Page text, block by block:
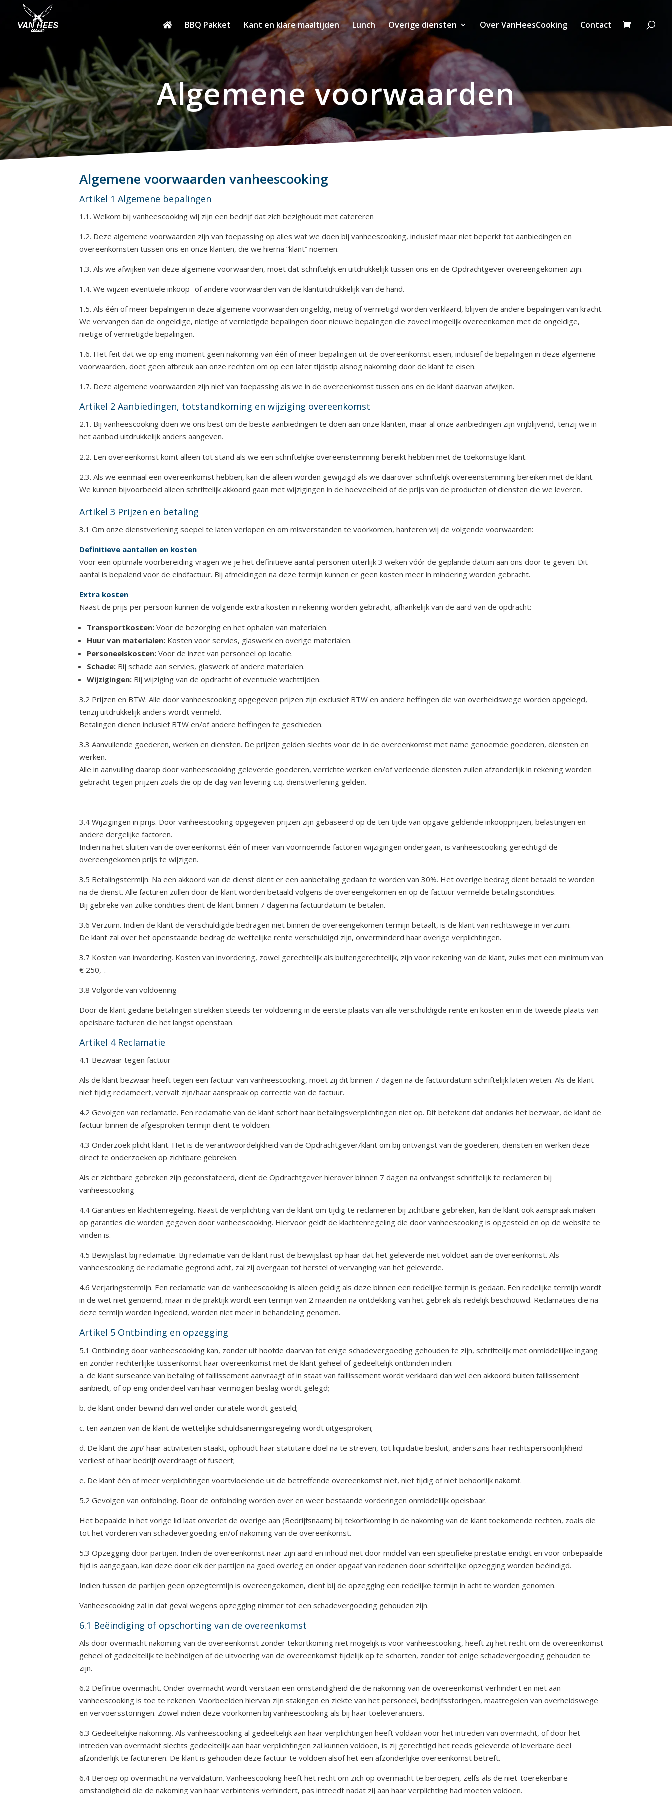
BBQ Pakket Kant en klare maaltijden Lunch Overige diensten Over VanHeesCooking Contact
Algemene voorwaarden
Algemene voorwaarden vanheescooking
Artikel 1 Algemene bepalingen
1.1. Welkom bij vanheescooking wij zijn een bedrijf dat zich bezighoudt met catereren
1.2. Deze algemene voorwaarden zijn van toepassing op alles wat we doen bij vanheescooking, inclusief maar niet beperkt tot aanbiedingen en
overeenkomsten tussen ons en onze klanten, die we hierna “klant” noemen.
1.3. Als we afwijken van deze algemene voorwaarden, moet dat schriftelijk en uitdrukkelijk tussen ons en de Opdrachtgever overeengekomen zijn.
1.4. We wijzen eventuele inkoop- of andere voorwaarden van de klantuitdrukkelijk van de hand.
1.5. Als één of meer bepalingen in deze algemene voorwaarden ongeldig, nietig of vernietigd worden verklaard, blijven de andere bepalingen van kracht.
We vervangen dan de ongeldige, nietige of vernietigde bepalingen door nieuwe bepalingen die zoveel mogelijk overeenkomen met de ongeldige,
nietige of vernietigde bepalingen.
1.6. Het feit dat we op enig moment geen nakoming van één of meer bepalingen uit de overeenkomst eisen, inclusief de bepalingen in deze algemene
voorwaarden, doet geen afbreuk aan onze rechten om op een later tijdstip alsnog nakoming door de klant te eisen.
1.7. Deze algemene voorwaarden zijn niet van toepassing als we in de overeenkomst tussen ons en de klant daarvan afwijken.
Artikel 2 Aanbiedingen, totstandkoming en wijziging overeenkomst
2.1. Bij vanheescooking doen we ons best om de beste aanbiedingen te doen aan onze klanten, maar al onze aanbiedingen zijn vrijblijvend, tenzij we in
het aanbod uitdrukkelijk anders aangeven.
2.2. Een overeenkomst komt alleen tot stand als we een schriftelijke overeenstemming bereikt hebben met de toekomstige klant.
2.3. Als we eenmaal een overeenkomst hebben, kan die alleen worden gewijzigd als we daarover schriftelijk overeenstemming bereiken met de klant.
We kunnen bijvoorbeeld alleen schriftelijk akkoord gaan met wijzigingen in de hoeveelheid of de prijs van de producten of diensten die we leveren.
Artikel 3 Prijzen en betaling
3.1 Om onze dienstverlening soepel te laten verlopen en om misverstanden te voorkomen, hanteren wij de volgende voorwaarden:
Definitieve aantallen en kosten
Voor een optimale voorbereiding vragen we je het definitieve aantal personen uiterlijk 3 weken vóór de geplande datum aan ons door te geven. Dit
aantal is bepalend voor de eindfactuur. Bij afmeldingen na deze termijn kunnen er geen kosten meer in mindering worden gebracht.
Extra kosten
Naast de prijs per persoon kunnen de volgende extra kosten in rekening worden gebracht, afhankelijk van de aard van de opdracht:
Transportkosten: Voor de bezorging en het ophalen van materialen.
Huur van materialen: Kosten voor servies, glaswerk en overige materialen.
Personeelskosten: Voor de inzet van personeel op locatie.
Schade: Bij schade aan servies, glaswerk of andere materialen.
Wijzigingen: Bij wijziging van de opdracht of eventuele wachttijden.
3.2 Prijzen en BTW. Alle door vanheescooking opgegeven prijzen zijn exclusief BTW en andere heffingen die van overheidswege worden opgelegd,
tenzij uitdrukkelijk anders wordt vermeld.
Betalingen dienen inclusief BTW en/of andere heffingen te geschieden.
3.3 Aanvullende goederen, werken en diensten. De prijzen gelden slechts voor de in de overeenkomst met name genoemde goederen, diensten en
werken.
Alle in aanvulling daarop door vanheescooking geleverde goederen, verrichte werken en/of verleende diensten zullen afzonderlijk in rekening worden
gebracht tegen prijzen zoals die op de dag van levering c.q. dienstverlening gelden.
3.4 Wijzigingen in prijs. Door vanheescooking opgegeven prijzen zijn gebaseerd op de ten tijde van opgave geldende inkoopprijzen, belastingen en
andere dergelijke factoren.
Indien na het sluiten van de overeenkomst één of meer van voornoemde factoren wijzigingen ondergaan, is vanheescooking gerechtigd de
overeengekomen prijs te wijzigen.
3.5 Betalingstermijn. Na een akkoord van de dienst dient er een aanbetaling gedaan te worden van 30%. Het overige bedrag dient betaald te worden
na de dienst. Alle facturen zullen door de klant worden betaald volgens de overeengekomen en op de factuur vermelde betalingscondities.
Bij gebreke van zulke condities dient de klant binnen 7 dagen na factuurdatum te betalen.
3.6 Verzuim. Indien de klant de verschuldigde bedragen niet binnen de overeengekomen termijn betaalt, is de klant van rechtswege in verzuim.
De klant zal over het openstaande bedrag de wettelijke rente verschuldigd zijn, onverminderd haar overige verplichtingen.
3.7 Kosten van invordering. Kosten van invordering, zowel gerechtelijk als buitengerechtelijk, zijn voor rekening van de klant, zulks met een minimum van
€ 250,-.
3.8 Volgorde van voldoening
Door de klant gedane betalingen strekken steeds ter voldoening in de eerste plaats van alle verschuldigde rente en kosten en in de tweede plaats van
opeisbare facturen die het langst openstaan.
Artikel 4 Reclamatie
4.1 Bezwaar tegen factuur
Als de klant bezwaar heeft tegen een factuur van vanheescooking, moet zij dit binnen 7 dagen na de factuurdatum schriftelijk laten weten. Als de klant
niet tijdig reclameert, vervalt zijn/haar aanspraak op correctie van de factuur.
4.2 Gevolgen van reclamatie. Een reclamatie van de klant schort haar betalingsverplichtingen niet op. Dit betekent dat ondanks het bezwaar, de klant de
factuur binnen de afgesproken termijn dient te voldoen.
4.3 Onderzoek plicht klant. Het is de verantwoordelijkheid van de Opdrachtgever/klant om bij ontvangst van de goederen, diensten en werken deze
direct te onderzoeken op zichtbare gebreken.
Als er zichtbare gebreken zijn geconstateerd, dient de Opdrachtgever hierover binnen 7 dagen na ontvangst schriftelijk te reclameren bij
vanheescooking
4.4 Garanties en klachtenregeling. Naast de verplichting van de klant om tijdig te reclameren bij zichtbare gebreken, kan de klant ook aanspraak maken
op garanties die worden gegeven door vanheescooking. Hiervoor geldt de klachtenregeling die door vanheescooking is opgesteld en op de website te
vinden is.
4.5 Bewijslast bij reclamatie. Bij reclamatie van de klant rust de bewijslast op haar dat het geleverde niet voldoet aan de overeenkomst. Als
vanheescooking de reclamatie gegrond acht, zal zij overgaan tot herstel of vervanging van het geleverde.
4.6 Verjaringstermijn. Een reclamatie van de vanheescooking is alleen geldig als deze binnen een redelijke termijn is gedaan. Een redelijke termijn wordt
in de wet niet genoemd, maar in de praktijk wordt een termijn van 2 maanden na ontdekking van het gebrek als redelijk beschouwd. Reclamaties die na
deze termijn worden ingediend, worden niet meer in behandeling genomen.
Artikel 5 Ontbinding en opzegging
5.1 Ontbinding door vanheescooking kan, zonder uit hoofde daarvan tot enige schadevergoeding gehouden te zijn, schriftelijk met onmiddellijke ingang
en zonder rechterlijke tussenkomst haar overeenkomst met de klant geheel of gedeeltelijk ontbinden indien:
a. de klant surseance van betaling of faillissement aanvraagt of in staat van faillissement wordt verklaard dan wel een akkoord buiten faillissement
aanbiedt, of op enig onderdeel van haar vermogen beslag wordt gelegd;
b. de klant onder bewind dan wel onder curatele wordt gesteld;
c. ten aanzien van de klant de wettelijke schuldsaneringsregeling wordt uitgesproken;
d. De klant die zijn/ haar activiteiten staakt, ophoudt haar statutaire doel na te streven, tot liquidatie besluit, anderszins haar rechtspersoonlijkheid
verliest of haar bedrijf overdraagt of fuseert;
e. De klant één of meer verplichtingen voortvloeiende uit de betreffende overeenkomst niet, niet tijdig of niet behoorlijk nakomt.
5.2 Gevolgen van ontbinding. Door de ontbinding worden over en weer bestaande vorderingen onmiddellijk opeisbaar.
Het bepaalde in het vorige lid laat onverlet de overige aan (Bedrijfsnaam) bij tekortkoming in de nakoming van de klant toekomende rechten, zoals die
tot het vorderen van schadevergoeding en/of nakoming van de overeenkomst.
5.3 Opzegging door partijen. Indien de overeenkomst naar zijn aard en inhoud niet door middel van een specifieke prestatie eindigt en voor onbepaalde
tijd is aangegaan, kan deze door elk der partijen na goed overleg en onder opgaaf van redenen door schriftelijke opzegging worden beëindigd.
Indien tussen de partijen geen opzegtermijn is overeengekomen, dient bij de opzegging een redelijke termijn in acht te worden genomen.
Vanheescooking zal in dat geval wegens opzegging nimmer tot een schadevergoeding gehouden zijn.
6.1 Beëindiging of opschorting van de overeenkomst
Als door overmacht nakoming van de overeenkomst zonder tekortkoming niet mogelijk is voor vanheescooking, heeft zij het recht om de overeenkomst
geheel of gedeeltelijk te beëindigen of de uitvoering van de overeenkomst tijdelijk op te schorten, zonder tot enige schadevergoeding gehouden te
zijn.
6.2 Definitie overmacht. Onder overmacht wordt verstaan een omstandigheid die de nakoming van de overeenkomst verhindert en niet aan
vanheescooking is toe te rekenen. Voorbeelden hiervan zijn stakingen en ziekte van het personeel, bedrijfsstoringen, maatregelen van overheidswege
en vervoersstoringen. Zowel indien deze voorkomen bij vanheescooking als bij haar toeleveranciers.
6.3 Gedeeltelijke nakoming. Als vanheescooking al gedeeltelijk aan haar verplichtingen heeft voldaan voor het intreden van overmacht, of door het
intreden van overmacht slechts gedeeltelijk aan haar verplichtingen zal kunnen voldoen, is zij gerechtigd het reeds geleverde of leverbare deel
afzonderlijk te factureren. De klant is gehouden deze factuur te voldoen alsof het een afzonderlijke overeenkomst betreft.
6.4 Beroep op overmacht na vervaldatum. Vanheescooking heeft het recht om zich op overmacht te beroepen, zelfs als de niet-toerekenbare
omstandigheid die de nakoming van haar verbintenis verhindert, pas intreedt nadat zij aan haar verplichting had moeten voldoen.